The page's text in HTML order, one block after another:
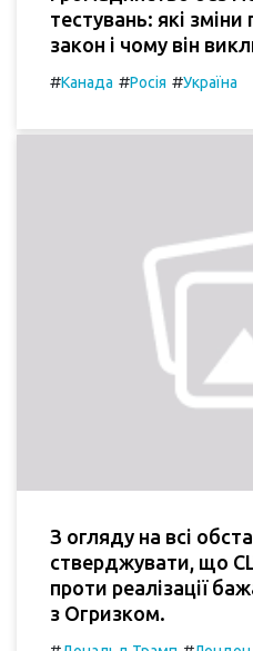
тестувань: які
закон і чому він
#Канада #Росія #Україна
З огляду на всі
стверджувати, що
проти реалізації
з Огризком.